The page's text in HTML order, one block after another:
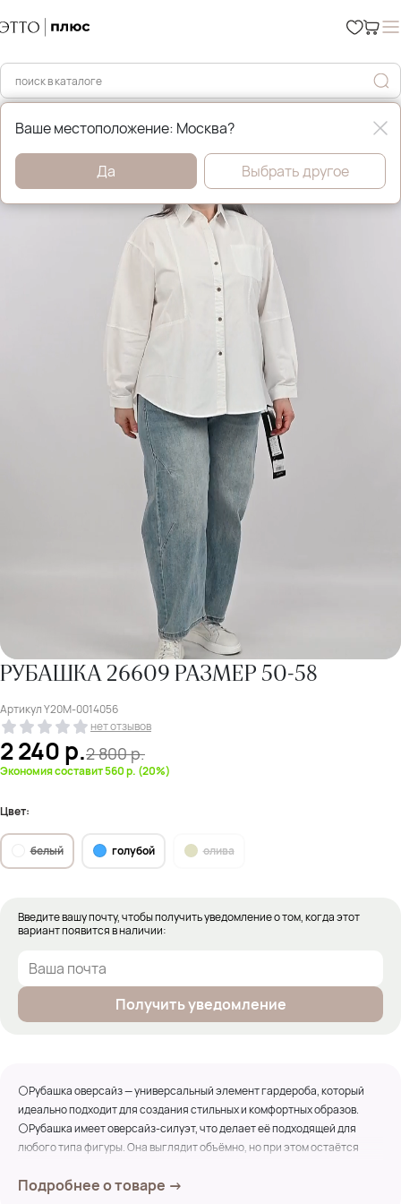
Главная Рубашки и блузы
РУБАШКА 26609 РАЗМЕР 50-58
АртикулY20M-0014056
нет отзывов
2 240р.2 800р.
Экономия составит 560 р. (20%)
Цвет:
белый голубой олива
Введите вашу почту, чтобы получить уведомление о том, когда этот
вариант появится в наличии:
Получить уведомление
⚪Рубашка оверсайз — универсальный элемент гардероба, который
идеально подходит для создания стильных и комфортных образов.
⚪Рубашка имеет оверсайз-силуэт, что делает её подходящей для
любого типа фигуры. Она выглядит объёмно, но при этом остаётся
⚪Традиционный воротник и рукава полной длины с манжетами,
Подробнее о товаре →
Ваше местоположение: Москва?
Да Выбрать другое